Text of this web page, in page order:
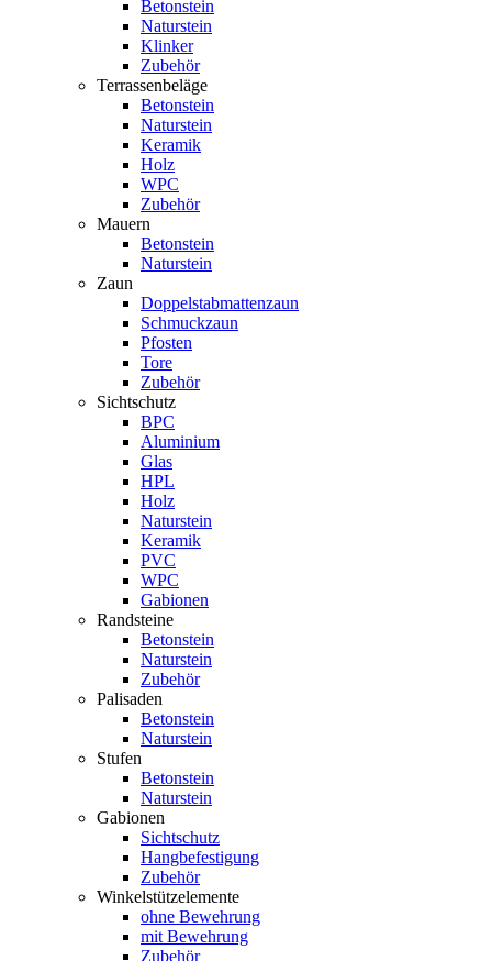
Betonstein
Naturstein
Klinker
Zubehör
Terrassenbeläge
Betonstein
Naturstein
Keramik
Holz
WPC
Zubehör
Mauern
Betonstein
Naturstein
Zaun
Doppelstabmattenzaun
Schmuckzaun
Pfosten
Tore
Zubehör
Sichtschutz
BPC
Aluminium
Glas
HPL
Holz
Naturstein
Keramik
PVC
WPC
Gabionen
Randsteine
Betonstein
Naturstein
Zubehör
Palisaden
Betonstein
Naturstein
Stufen
Betonstein
Naturstein
Gabionen
Sichtschutz
Hangbefestigung
Zubehör
Winkelstützelemente
ohne Bewehrung
mit Bewehrung
Zubehör